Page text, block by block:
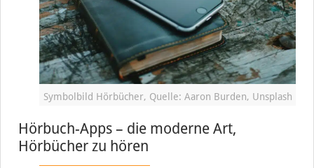
Symbolbild Hörbücher, Quelle: Aaron Burden, Unsplash
Hörbuch-Apps – die moderne Art,
Hörbücher zu hören